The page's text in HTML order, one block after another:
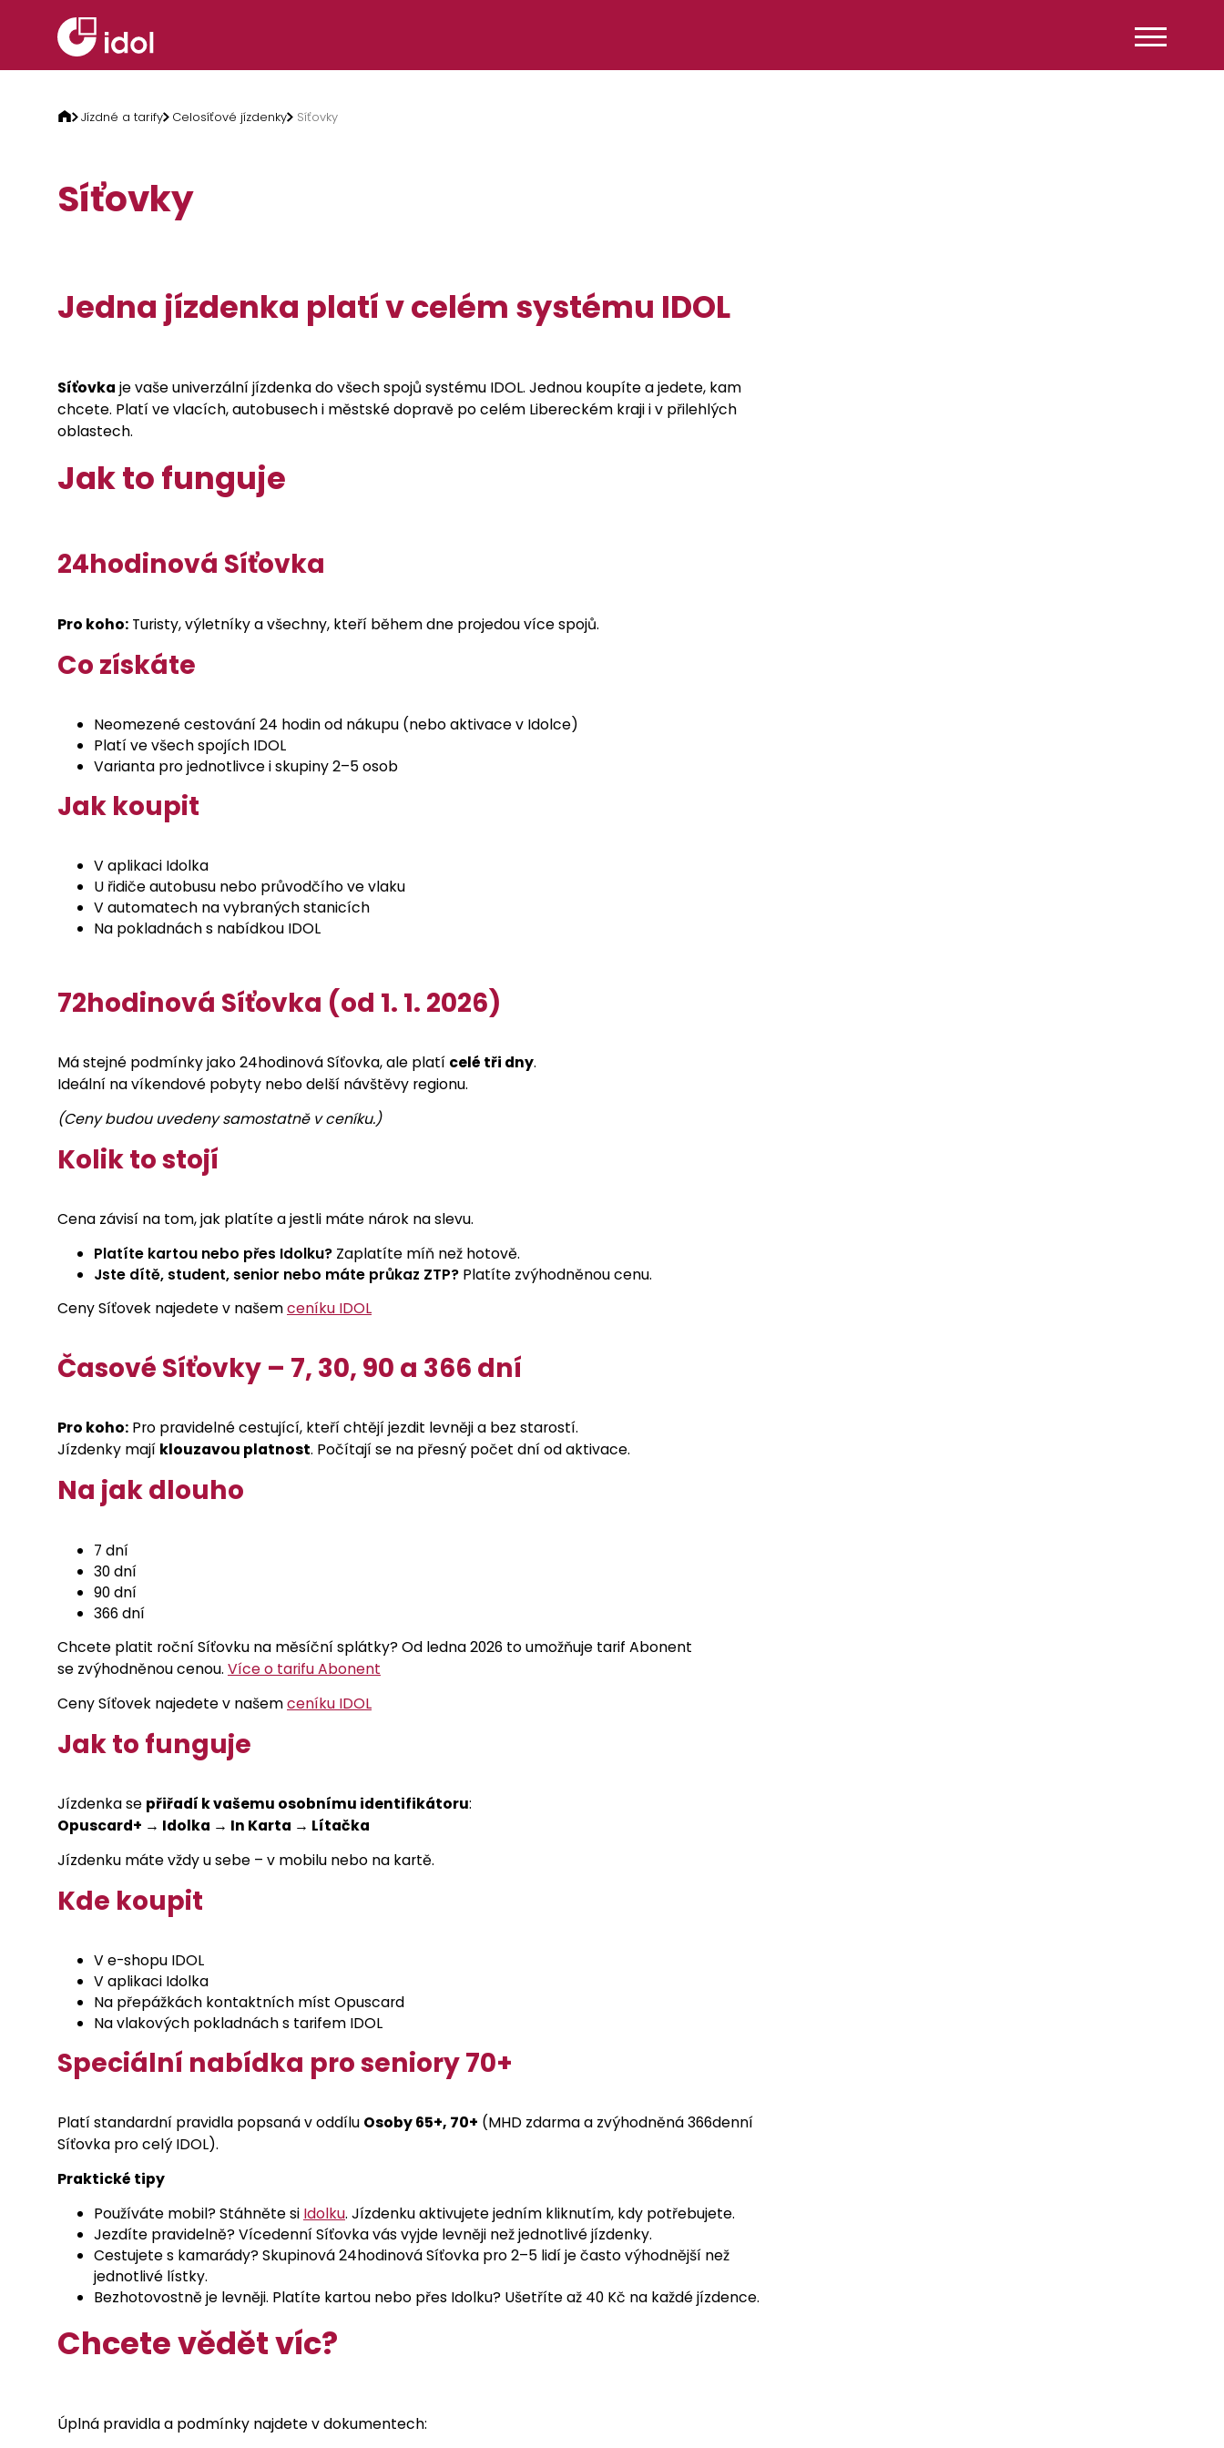
Jízdné a tarify Celosíťové jízdenky Síťovky
Síťovky
Jedna jízdenka platí v celém systému IDOL
Síťovka je vaše univerzální jízdenka do všech spojů systému IDOL. Jednou koupíte a jedete, kam
chcete. Platí ve vlacích, autobusech i městské dopravě po celém Libereckém kraji i v přilehlých
oblastech.
Jak to funguje
24hodinová Síťovka
Pro koho: Turisty, výletníky a všechny, kteří během dne projedou více spojů.
Co získáte
Neomezené cestování 24 hodin od nákupu (nebo aktivace v Idolce)
Platí ve všech spojích IDOL
Varianta pro jednotlivce i skupiny 2–5 osob
Jak koupit
V aplikaci Idolka
U řidiče autobusu nebo průvodčího ve vlaku
V automatech na vybraných stanicích
Na pokladnách s nabídkou IDOL
72hodinová Síťovka (od 1. 1. 2026)
Má stejné podmínky jako 24hodinová Síťovka, ale platí celé tři dny.
Ideální na víkendové pobyty nebo delší návštěvy regionu.
(Ceny budou uvedeny samostatně v ceníku.)
Kolik to stojí
Cena závisí na tom, jak platíte a jestli máte nárok na slevu.
Platíte kartou nebo přes Idolku? Zaplatíte míň než hotově.
Jste dítě, student, senior nebo máte průkaz ZTP? Platíte zvýhodněnou cenu.
Ceny Síťovek najedete v našemceníku IDOL
Časové Síťovky – 7, 30, 90 a 366 dní
Pro koho: Pro pravidelné cestující, kteří chtějí jezdit levněji a bez starostí.
Jízdenky mají klouzavou platnost. Počítají se na přesný počet dní od aktivace.
Na jak dlouho
7 dní
30 dní
90 dní
366 dní
Chcete platit roční Síťovku na měsíční splátky? Od ledna 2026 to umožňuje tarif Abonent
se zvýhodněnou cenou. Více o tarifu Abonent
Ceny Síťovek najedete v našemceníku IDOL
Jak to funguje
Jízdenka se přiřadí k vašemu osobnímu identifikátoru:
Opuscard+ → Idolka → In Karta → Lítačka
Jízdenku máte vždy u sebe – v mobilu nebo na kartě.
Kde koupit
V e-shopu IDOL
V aplikaci Idolka
Na přepážkách kontaktních míst Opuscard
Na vlakových pokladnách s tarifem IDOL
Speciální nabídka pro seniory 70+
Platí standardní pravidla popsaná v oddílu Osoby 65+, 70+ (MHD zdarma a zvýhodněná 366denní
Síťovka pro celý IDOL).
Praktické tipy
Používáte mobil? Stáhněte si Idolku. Jízdenku aktivujete jedním kliknutím, kdy potřebujete.
Jezdíte pravidelně? Vícedenní Síťovka vás vyjde levněji než jednotlivé jízdenky.
Cestujete s kamarády? Skupinová 24hodinová Síťovka pro 2–5 lidí je často výhodnější než
jednotlivé lístky.
Bezhotovostně je levněji. Platíte kartou nebo přes Idolku? Ušetříte až 40 Kč na každé jízdence.
Chcete vědět víc?
Úplná pravidla a podmínky najdete v dokumentech: